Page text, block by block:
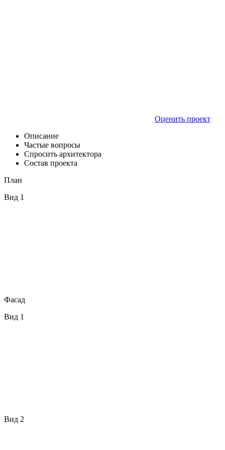
Оценить проект
Описание
Частые вопросы
Спросить архитектора
Состав проекта
План
Вид 1
Фасад
Вид 1
Вид 2